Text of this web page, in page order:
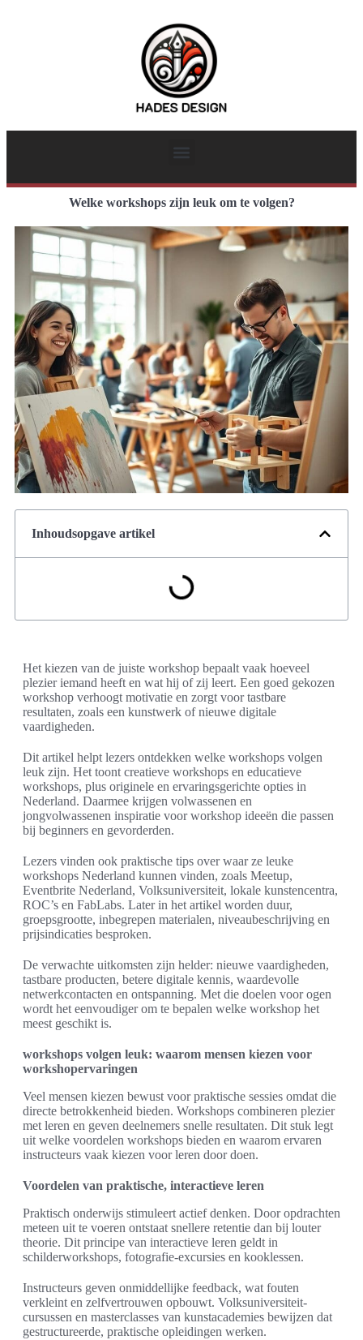
Welke workshops zijn leuk om te volgen?
Inhoudsopgave artikel
Het kiezen van de juiste workshop bepaalt vaak hoeveel
plezier iemand heeft en wat hij of zij leert. Een goed gekozen
workshop verhoogt motivatie en zorgt voor tastbare
resultaten, zoals een kunstwerk of nieuwe digitale
vaardigheden.
Dit artikel helpt lezers ontdekken welke workshops volgen
leuk zijn. Het toont creatieve workshops en educatieve
workshops, plus originele en ervaringsgerichte opties in
Nederland. Daarmee krijgen volwassenen en
jongvolwassenen inspiratie voor workshop ideeën die passen
bij beginners en gevorderden.
Lezers vinden ook praktische tips over waar ze leuke
workshops Nederland kunnen vinden, zoals Meetup,
Eventbrite Nederland, Volksuniversiteit, lokale kunstencentra,
ROC’s en FabLabs. Later in het artikel worden duur,
groepsgrootte, inbegrepen materialen, niveaubeschrijving en
prijsindicaties besproken.
De verwachte uitkomsten zijn helder: nieuwe vaardigheden,
tastbare producten, betere digitale kennis, waardevolle
netwerkcontacten en ontspanning. Met die doelen voor ogen
wordt het eenvoudiger om te bepalen welke workshop het
meest geschikt is.
workshops volgen leuk: waarom mensen kiezen voor
workshopervaringen
Veel mensen kiezen bewust voor praktische sessies omdat die
directe betrokkenheid bieden. Workshops combineren plezier
met leren en geven deelnemers snelle resultaten. Dit stuk legt
uit welke voordelen workshops bieden en waarom ervaren
instructeurs vaak kiezen voor leren door doen.
Voordelen van praktische, interactieve leren
Praktisch onderwijs stimuleert actief denken. Door opdrachten
meteen uit te voeren ontstaat snellere retentie dan bij louter
theorie. Dit principe van interactieve leren geldt in
schilderworkshops, fotografie-excursies en kooklessen.
Instructeurs geven onmiddellijke feedback, wat fouten
verkleint en zelfvertrouwen opbouwt. Volksuniversiteit-
cursussen en masterclasses van kunstacademies bewijzen dat
gestructureerde, praktische opleidingen werken.